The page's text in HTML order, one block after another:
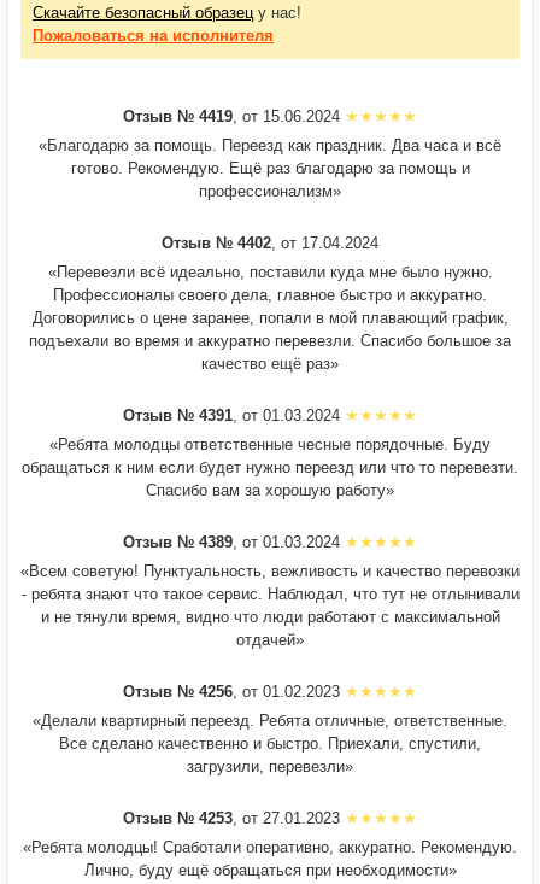
Скачайте безопасный образецу нас!
Пожаловаться на исполнителя
Отзыв № 4419, от 15.06.2024
«Благодарю за помощь. Переезд как праздник. Два часа и всё
готово. Рекомендую. Ещё раз благодарю за помощь и
профессионализм»
Отзыв № 4402, от 17.04.2024
«Перевезли всё идеально, поставили куда мне было нужно.
Профессионалы своего дела, главное быстро и аккуратно.
Договорились о цене заранее, попали в мой плавающий график,
подъехали во время и аккуратно перевезли. Спасибо большое за
качество ещё раз»
Отзыв № 4391, от 01.03.2024
«Ребята молодцы ответственные чесные порядочные. Буду
обращаться к ним если будет нужно переезд или что то перевезти.
Спасибо вам за хорошую работу»
Отзыв № 4389, от 01.03.2024
«Всем советую! Пунктуальность, вежливость и качество перевозки
- ребята знают что такое сервис. Наблюдал, что тут не отлынивали
и не тянули время, видно что люди работают с максимальной
отдачей»
Отзыв № 4256, от 01.02.2023
«Делали квартирный переезд. Ребята отличные, ответственные.
Все сделано качественно и быстро. Приехали, спустили,
загрузили, перевезли»
Отзыв № 4253, от 27.01.2023
«Ребята молодцы! Сработали оперативно, аккуратно. Рекомендую.
Лично, буду ещё обращаться при необходимости»